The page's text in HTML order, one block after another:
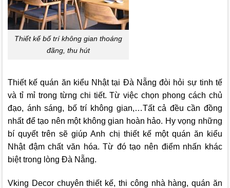
Thiết kế bố trí không gian thoáng
đãng, thu hút
Thiết kế quán ăn kiểu Nhật tại Đà Nẵng đòi hỏi sự tinh tế
và tỉ mỉ trong từng chi tiết. Từ việc chọn phong cách chủ
đạo, ánh sáng, bố trí không gian,…Tất cả đều cần đồng
nhất để tạo nên một không gian hoàn hảo. Hy vọng những
bí quyết trên sẽ giúp Anh chị thiết kế một quán ăn kiểu
Nhật đậm chất văn hóa. Từ đó tạo nên điểm nhấn khác
biệt trong lòng Đà Nẵng.
Vking Decorchuyên thiết kế, thi công nhà hàng, quán ăn